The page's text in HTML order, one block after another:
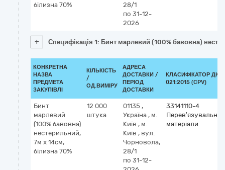
білизна 70%
28/1
по 31-12-
2026
+ Специфікація 1: Бинт марлевий (100% бавовна)
КОНКРЕТНА
НАЗВА
ПРЕДМЕТА
ЗАКУПІВЛІ
КІЛЬКІСТЬ
/
ОД.ВИМІРУ
АДРЕСА
ДОСТАВКИ /
ПЕРІОД
ДОСТАВКИ
КЛАСИФІКАТОР ДК
021:2015 (CPV)
Бинт
марлевий
(100% бавовна)
нестерильний,
7м х 14см,
білизна 70%
12 000
штука
01135 ,
Україна , м.
Київ , м.
Київ , вул.
Чорновола,
28/1
по 31-12-
33141110-4
Перев’язувальні
матеріали